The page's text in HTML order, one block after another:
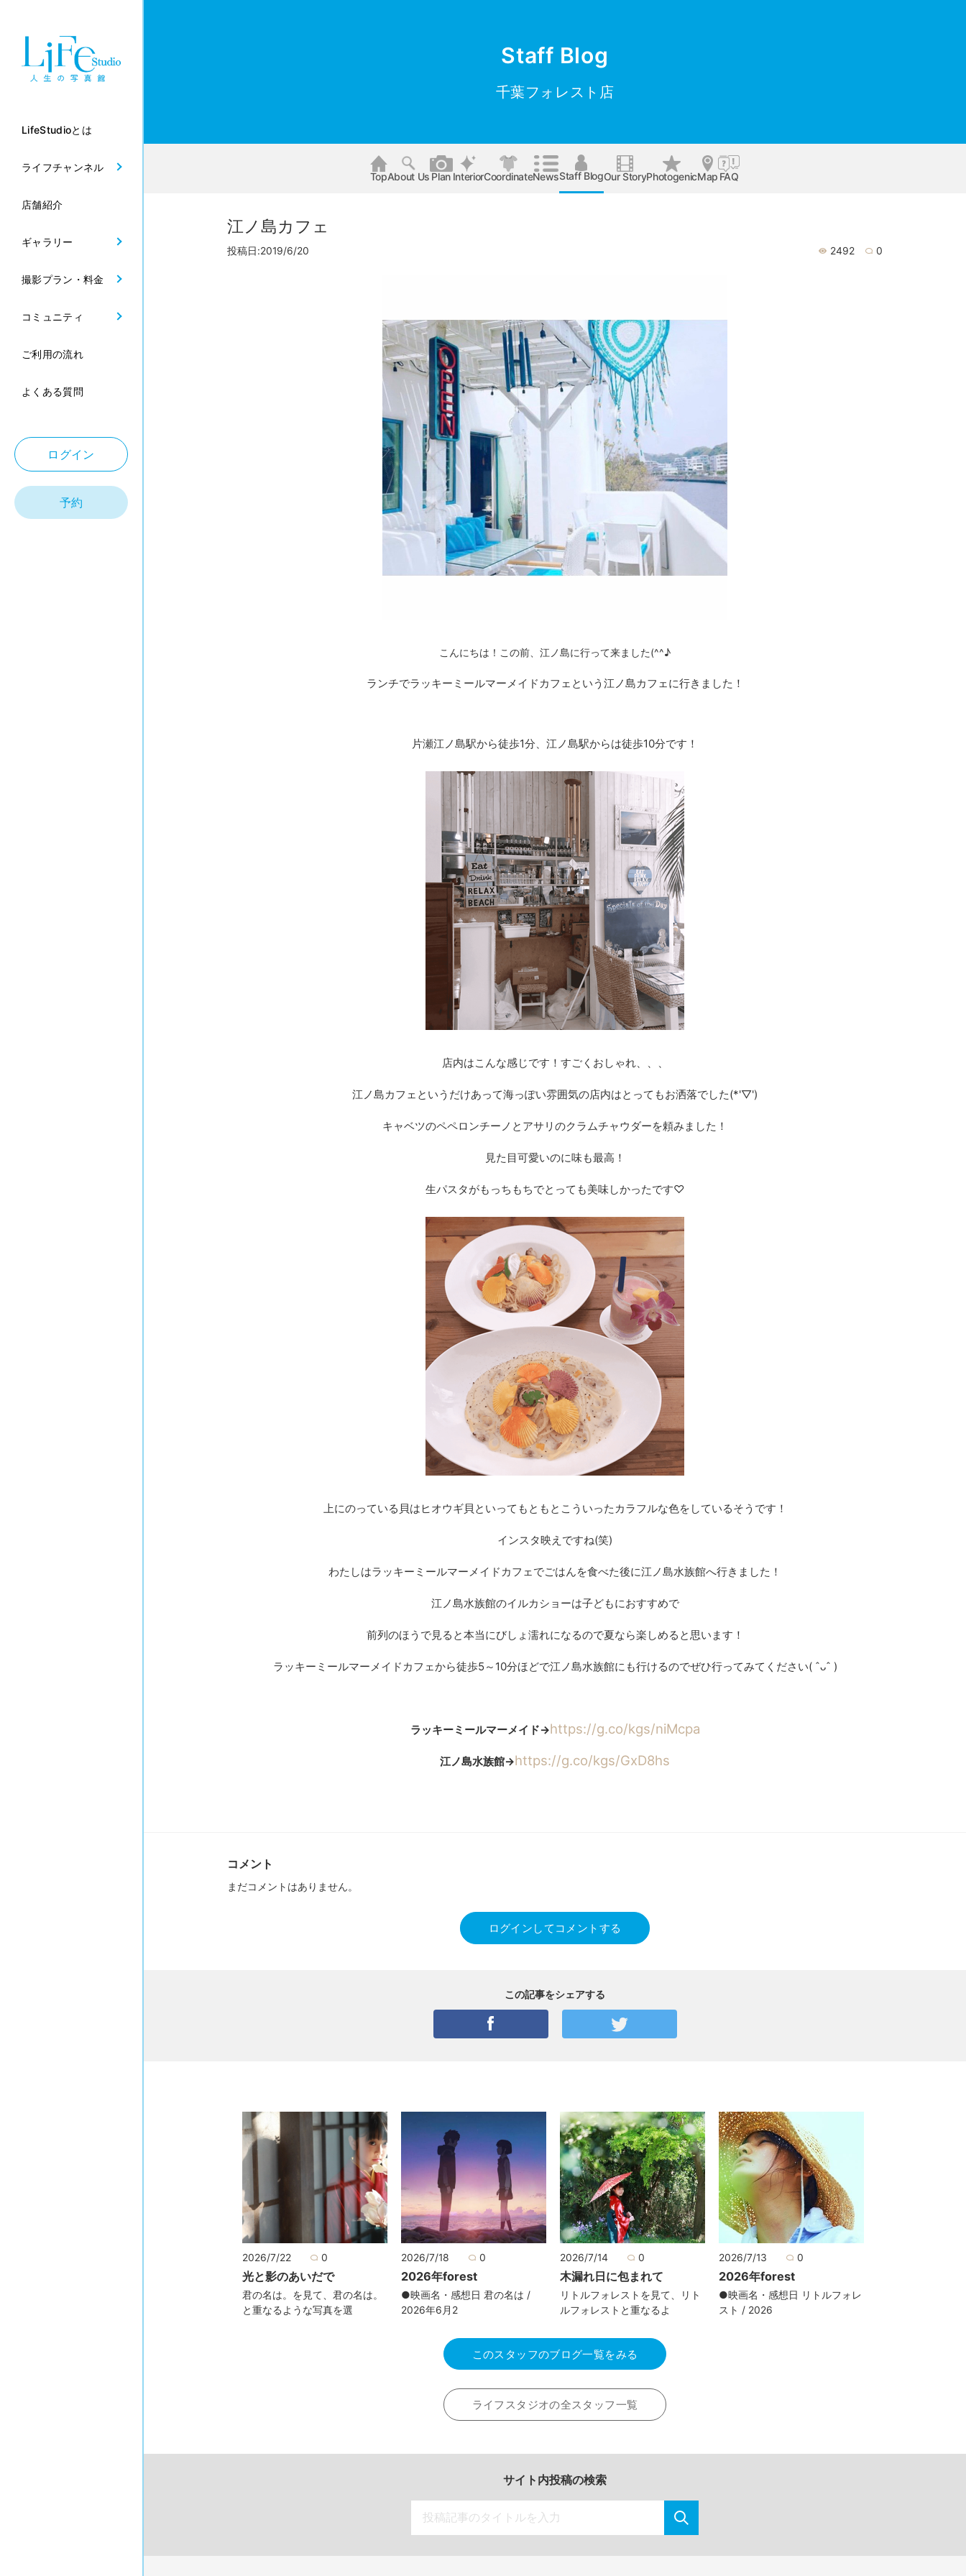
LifeStudioとは
ライフチャンネル
店舗紹介
ギャラリー
撮影プラン・料金
コミュニティ
ご利用の流れ
よくある質問
ログイン
予約
Staff Blog
千葉フォレスト店
TopAbout Us Plan InteriorCoordinateNewsStaff BlogOur StoryPhotogenicMap FAQ
江ノ島カフェ
投稿日:2019/6/20 2492 0
こんにちは！この前、江ノ島に行って来ました(^^♪
ランチでラッキーミールマーメイドカフェという江ノ島カフェに行きました！
片瀬江ノ島駅から徒歩1分、江ノ島駅からは徒歩10分です！
店内はこんな感じです！すごくおしゃれ、、、
江ノ島カフェというだけあって海っぽい雰囲気の店内はとってもお洒落でした(*'▽')
キャベツのペペロンチーノとアサリのクラムチャウダーを頼みました！
見た目可愛いのに味も最高！
生パスタがもっちもちでとっても美味しかったです♡
上にのっている貝はヒオウギ貝といってもともとこういったカラフルな色をしているそうです！
インスタ映えですね(笑)
わたしはラッキーミールマーメイドカフェでごはんを食べた後に江ノ島水族館へ行きました！
江ノ島水族館のイルカショーは子どもにおすすめで
前列のほうで見ると本当にびしょ濡れになるので夏なら楽しめると思います！
ラッキーミールマーメイドカフェから徒歩5～10分ほどで江ノ島水族館にも行けるのでぜひ行ってみてください( ˆᴗˆ )
ラッキーミールマーメイド→https://g.co/kgs/niMcpa
江ノ島水族館→https://g.co/kgs/GxD8hs
コメント
まだコメントはありません。
ログインしてコメントする
この記事をシェアする
2026/7/22 0
光と影のあいだで
君の名は。を見て、君の名は。
と重なるような写真を選
2026/7/18 0
2026年forest
●映画名・感想日 君の名は /
2026年6月2
2026/7/14 0
木漏れ日に包まれて
リトルフォレストを見て、リト
ルフォレストと重なるよ
2026/7/13 0
2026年forest
●映画名・感想日 リトルフォレ
スト / 2026
このスタッフのブログ一覧をみる
ライフスタジオの全スタッフ一覧
サイト内投稿の検索